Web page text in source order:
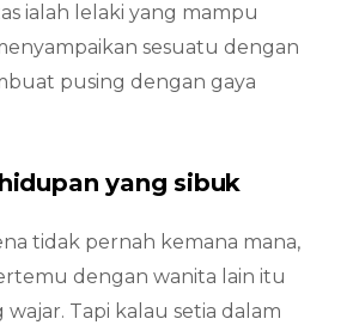
ialah lelaki yang mampu
sesuatu dengan
pusing dengan gaya
yang sibuk
tidak pernah kemana mana,
dengan wanita lain itu
wajar. Tapi kalau setia dalam